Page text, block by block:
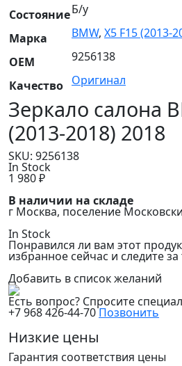
СостояниеБ/у
Марка
BMW, X5 F15 (2013-
OEM
9256138
Качество Оригинал
Зеркало салона
(2013-2018) 2018
SKU: 9256138
In Stock
1 980₽
В наличии на складе
г Москва, поселение
In Stock
Понравился ли вам этот
избранное сейчас и следите
Добавить в список желаний
Есть вопрос? Спросите
+7 968 426-44-70Позвонить
Низкие цены
Гарантия соответствия цены